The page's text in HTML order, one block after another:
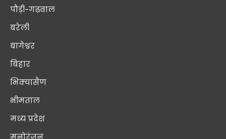
पौड़ी-गढ़वाल
बरेली
बागेश्वर
बिहार
भिक्यासैण
भीमताल
मध्य प्रदेश
मनोरंजन